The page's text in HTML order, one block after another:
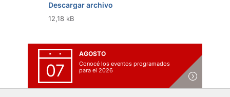
Descargar archivo
12,18 kB
07
AGOSTO
Conocé los eventos programados
para el 2026